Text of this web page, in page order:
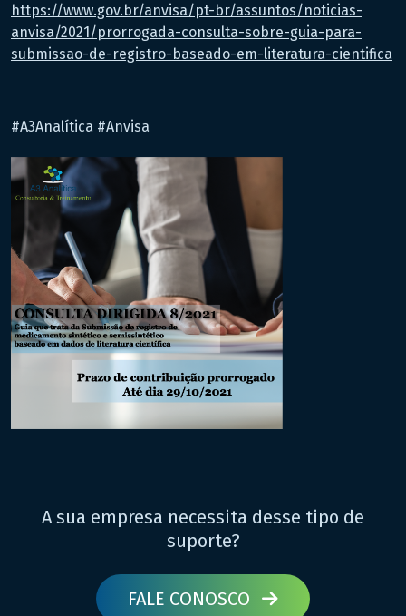
https://www.gov.br/anvisa/pt-br/assuntos/noticias-
anvisa/2021/prorrogada-consulta-sobre-guia-para-
submissao-de-registro-baseado-em-literatura-cientifica
#A3Analítica #Anvisa
A sua empresa necessita desse tipo de
suporte?
FALE CONOSCO